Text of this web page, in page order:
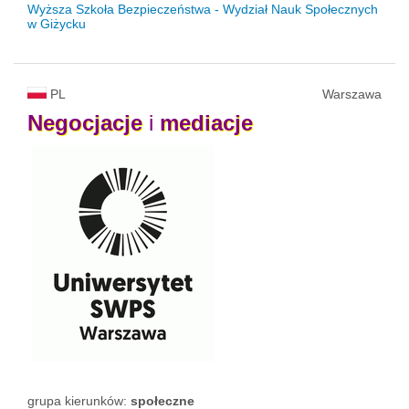
Wyższa Szkoła Bezpieczeństwa - Wydział Nauk Społecznych
w Giżycku
PL Warszawa
Negocjacjei mediacje
grupa kierunków: społeczne